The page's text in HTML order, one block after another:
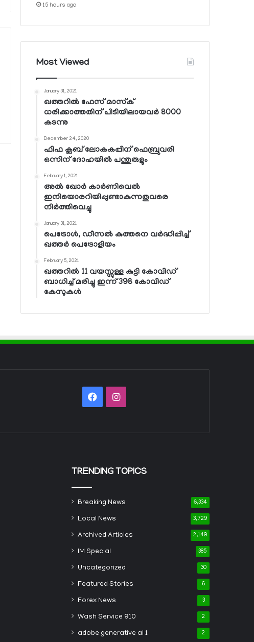
15 hours ago
Most Viewed
January 31, 2021
ഖത്തറില്‍ ഫേസ് മാസ്‌ക്
ധരിക്കാത്തതിന് പിടിയിലായവര്‍ 8000
കടന്നു
December 24, 2020
ഫിഫ ക്ലബ് ലോകകപ്പിന് ഫെബ്രുവരി
ഒന്നിന് ദോഹയില്‍ പന്തുരുളും
February 1, 2021
അല്‍ ഖോര്‍ കാര്‍ണിവെല്‍
ഇനിയൊരറിയിപ്പുണ്ടാകുന്നതുവരെ
നിര്‍ത്തിവെച്ചു
January 31, 2021
പെട്രോള്‍, ഡീസല്‍ കുത്തനെ വര്‍ദ്ധിപ്പിച്ച്
ഖത്തര്‍ പെട്രോളിയം
February 5, 2021
ഖത്തറില്‍ 11 വയസ്സുള്ള കുട്ടി കോവിഡ്
ബാധിച്ച് മരിച്ചു ഇന്ന് 398 കോവിഡ്
കേസുകള്‍
FacebookInstagram
TRENDING TOPICS
Breaking News 6,334
Local News 3,729
Archived Articles 2,149
IM Special 385
Uncategorized 30
Featured Stories 6
Forex News 3
Wash Service 910 2
adobe generative ai 1 2